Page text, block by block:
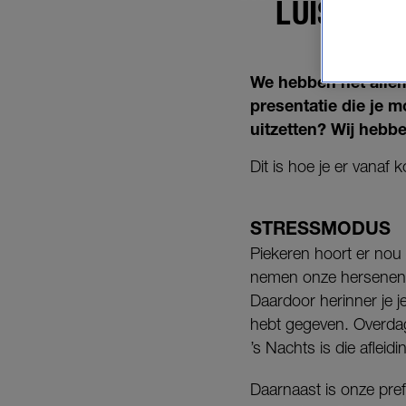
We hebben het
presentatie die je
uitzetten? Wij
Dit is hoe je er vanaf
STRESSMODUS
Piekeren hoort er
nemen onze
Daardoor herinner je
hebt gegeven.
’s Nachts is die
Daarnaast is onze